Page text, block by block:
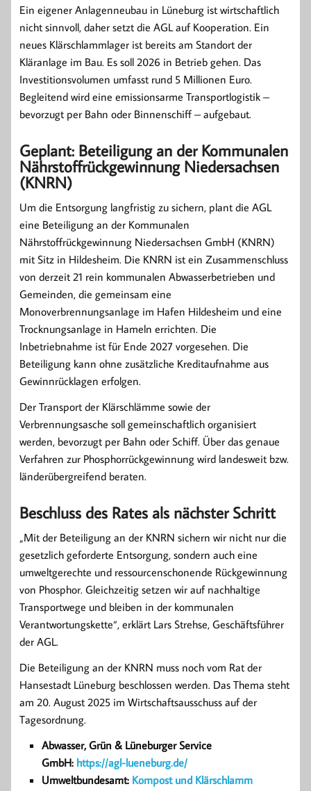
Ein eigener Anlagenneubau in Lüneburg ist wirtschaftlich
nicht sinnvoll, daher setzt die AGL auf Kooperation. Ein
neues Klärschlammlager ist bereits am Standort der
Kläranlage im Bau. Es soll 2026 in Betrieb gehen. Das
Investitionsvolumen umfasst rund 5 Millionen Euro.
Begleitend wird eine emissionsarme Transportlogistik –
bevorzugt per Bahn oder Binnenschiff – aufgebaut.
Geplant: Beteiligung an der Kommunalen
Nährstoffrückgewinnung Niedersachsen
(KNRN)
Um die Entsorgung langfristig zu sichern, plant die AGL
eine Beteiligung an der Kommunalen
Nährstoffrückgewinnung Niedersachsen GmbH (KNRN)
mit Sitz in Hildesheim. Die KNRN ist ein Zusammenschluss
von derzeit 21 rein kommunalen Abwasserbetrieben und
Gemeinden, die gemeinsam eine
Monoverbrennungsanlage im Hafen Hildesheim und eine
Trocknungsanlage in Hameln errichten. Die
Inbetriebnahme ist für Ende 2027 vorgesehen. Die
Beteiligung kann ohne zusätzliche Kreditaufnahme aus
Gewinnrücklagen erfolgen.
Der Transport der Klärschlämme sowie der
Verbrennungsasche soll gemeinschaftlich organisiert
werden, bevorzugt per Bahn oder Schiff. Über das genaue
Verfahren zur Phosphorrückgewinnung wird landesweit bzw.
länderübergreifend beraten.
Beschluss des Rates als nächster Schritt
„Mit der Beteiligung an der KNRN sichern wir nicht nur die
gesetzlich geforderte Entsorgung, sondern auch eine
umweltgerechte und ressourcenschonende Rückgewinnung
von Phosphor. Gleichzeitig setzen wir auf nachhaltige
Transportwege und bleiben in der kommunalen
Verantwortungskette“, erklärt Lars Strehse, Geschäftsführer
der AGL.
Die Beteiligung an der KNRN muss noch vom Rat der
Hansestadt Lüneburg beschlossen werden. Das Thema steht
am 20. August 2025 im Wirtschaftsausschuss auf der
Tagesordnung.
Abwasser, Grün & Lüneburger Service
GmbH: https://agl-lueneburg.de/
Umweltbundesamt: Kompost und Klärschlamm